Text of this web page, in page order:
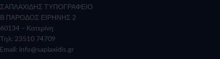
ΣΑΠΛΑΧΙΔΗΣ ΤΥΠΟΓΡΑΦΕΙΟ
Β ΠΑΡΟΔΟΣ ΕΙΡΗΝΗΣ 2
60134 – Κατερίνη
Τηλ: 23510 74709
Email: info@saplaxidis.gr